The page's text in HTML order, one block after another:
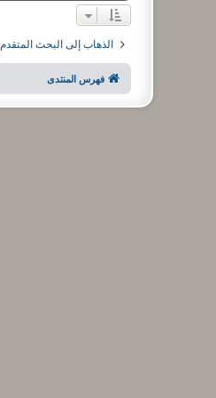
الذهاب إلى البحث المتقدم
فهرس المنتدى